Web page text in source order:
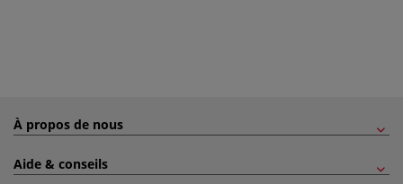
À propos de nous
Aide & conseils